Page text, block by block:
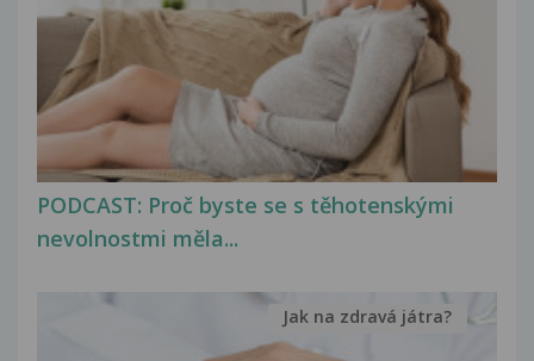
PODCAST: Proč byste se s těhotenskými
nevolnostmi měla...
Jak na zdravá játra?